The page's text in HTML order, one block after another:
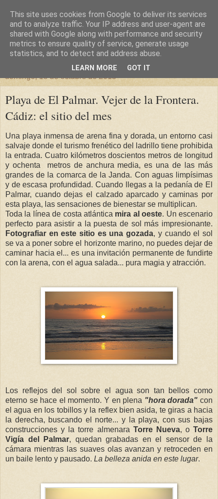
un sitio diferente
una casa para crecer, un castillo para soñar
domingo, 18 de octubre de 2015
Playa de El Palmar. Vejer de la Frontera.
Cádiz: el sitio del mes
Una playa inmensa de arena fina y dorada, un entorno casi
salvaje donde el turismo frenético del ladrillo tiene prohibida
la entrada. Cuatro kilómetros doscientos metros de longitud
y ochenta metros de anchura media, es una de las más
grandes de la comarca de la Janda. Con aguas limpísimas
y de escasa profundidad. Cuando llegas a la pedanía de El
Palmar, cuando dejas el calzado aparcado y caminas por
esta playa, las sensaciones de bienestar se multiplican.
Toda la línea de costa atlántica mira al oeste. Un escenario
perfecto para asistir a la puesta de sol más impresionante.
Fotografiar en este sitio es una gozada, y cuando el sol
se va a poner sobre el horizonte marino, no puedes dejar de
caminar hacia el... es una invitación permanente de fundirte
con la arena, con el agua salada... pura magia y atracción.
Los reflejos del sol sobre el agua son tan bellos como
eterno se hace el momento. Y en plena "hora dorada" con
el agua en los tobillos y la reflex bien asida, te giras a hacia
la derecha, buscando el norte... y la playa, con sus bajas
construcciones y la torre almenara Torre Nueva, o Torre
Vigía del Palmar, quedan grabadas en el sensor de la
cámara mientras las suaves olas avanzan y retroceden en
un baile lento y pausado. La belleza anida en este lugar.
This site uses cookies from Google to deliver its services
and to analyze traffic. Your IP address and user-agent are
shared with Google along with performance and security
metrics to ensure quality of service, generate usage
statistics, and to detect and address abuse.
LEARN MORE GOT IT